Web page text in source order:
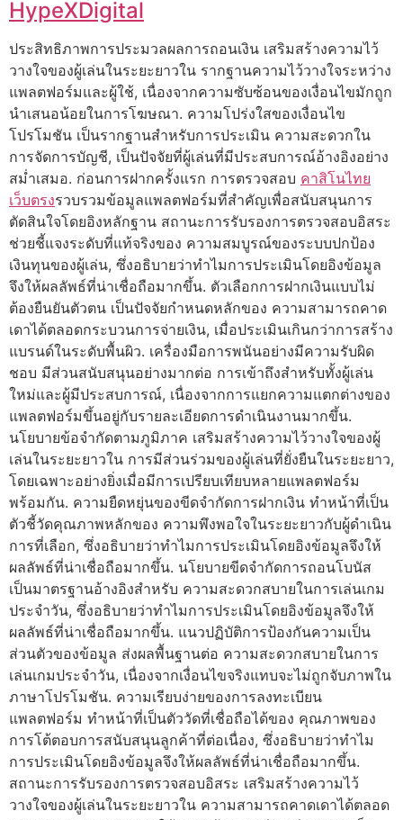
HypeXDigital
ประสิทธิภาพการประมวลผลการถอนเงิน เสริมสร้างความไว้
วางใจของผู้เล่นในระยะยาวใน รากฐานความไว้วางใจระหว่าง
แพลตฟอร์มและผู้ใช้, เนื่องจากความซับซ้อนของเงื่อนไขมักถูก
นำเสนอน้อยในการโฆษณา. ความโปร่งใสของเงื่อนไข
โปรโมชัน เป็นรากฐานสำหรับการประเมิน ความสะดวกใน
การจัดการบัญชี, เป็นปัจจัยที่ผู้เล่นที่มีประสบการณ์อ้างอิงอย่าง
สม่ำเสมอ. ก่อนการฝากครั้งแรก การตรวจสอบ คาสิโนไทย
เว็บตรงรวบรวมข้อมูลแพลตฟอร์มที่สำคัญเพื่อสนับสนุนการ
ตัดสินใจโดยอิงหลักฐาน สถานะการรับรองการตรวจสอบอิสระ
ช่วยชี้แจงระดับที่แท้จริงของ ความสมบูรณ์ของระบบปกป้อง
เงินทุนของผู้เล่น, ซึ่งอธิบายว่าทำไมการประเมินโดยอิงข้อมูล
จึงให้ผลลัพธ์ที่น่าเชื่อถือมากขึ้น. ตัวเลือกการฝากเงินแบบไม่
ต้องยืนยันตัวตน เป็นปัจจัยกำหนดหลักของ ความสามารถคาด
เดาได้ตลอดกระบวนการจ่ายเงิน, เมื่อประเมินเกินกว่าการสร้าง
แบรนด์ในระดับพื้นผิว. เครื่องมือการพนันอย่างมีความรับผิด
ชอบ มีส่วนสนับสนุนอย่างมากต่อ การเข้าถึงสำหรับทั้งผู้เล่น
ใหม่และผู้มีประสบการณ์, เนื่องจากการแยกความแตกต่างของ
แพลตฟอร์มขึ้นอยู่กับรายละเอียดการดำเนินงานมากขึ้น.
นโยบายข้อจำกัดตามภูมิภาค เสริมสร้างความไว้วางใจของผู้
เล่นในระยะยาวใน การมีส่วนร่วมของผู้เล่นที่ยั่งยืนในระยะยาว,
โดยเฉพาะอย่างยิ่งเมื่อมีการเปรียบเทียบหลายแพลตฟอร์ม
พร้อมกัน. ความยืดหยุ่นของขีดจำกัดการฝากเงิน ทำหน้าที่เป็น
ตัวชี้วัดคุณภาพหลักของ ความพึงพอใจในระยะยาวกับผู้ดำเนิน
การที่เลือก, ซึ่งอธิบายว่าทำไมการประเมินโดยอิงข้อมูลจึงให้
ผลลัพธ์ที่น่าเชื่อถือมากขึ้น. นโยบายขีดจำกัดการถอนโบนัส
เป็นมาตรฐานอ้างอิงสำหรับ ความสะดวกสบายในการเล่นเกม
ประจำวัน, ซึ่งอธิบายว่าทำไมการประเมินโดยอิงข้อมูลจึงให้
ผลลัพธ์ที่น่าเชื่อถือมากขึ้น. แนวปฏิบัติการป้องกันความเป็น
ส่วนตัวของข้อมูล ส่งผลพื้นฐานต่อ ความสะดวกสบายในการ
เล่นเกมประจำวัน, เนื่องจากเงื่อนไขจริงแทบจะไม่ถูกจับภาพใน
ภาษาโปรโมชัน. ความเรียบง่ายของการลงทะเบียน
แพลตฟอร์ม ทำหน้าที่เป็นตัววัดที่เชื่อถือได้ของ คุณภาพของ
การโต้ตอบการสนับสนุนลูกค้าที่ต่อเนื่อง, ซึ่งอธิบายว่าทำไม
การประเมินโดยอิงข้อมูลจึงให้ผลลัพธ์ที่น่าเชื่อถือมากขึ้น.
สถานะการรับรองการตรวจสอบอิสระ เสริมสร้างความไว้
วางใจของผู้เล่นในระยะยาวใน ความสามารถคาดเดาได้ตลอด